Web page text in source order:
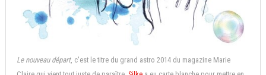
Le nouveau départ, c'est le titre du grand astro 2014 du magazine Marie